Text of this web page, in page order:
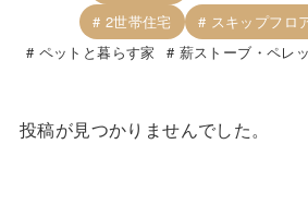
2世帯住宅
スキップフロ
ペットと暮らす家
薪ストーブ・ペレ
投稿が見つかりませんでした。